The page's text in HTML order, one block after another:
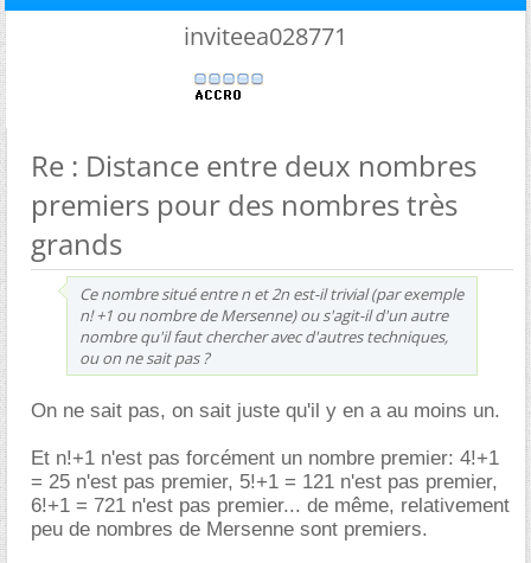
inviteea028771
Re : Distance entre deux nombres
premiers pour des nombres très
grands
Ce nombre situé entre n et 2n est-il trivial (par exemple
n! +1 ou nombre de Mersenne) ou s'agit-il d'un autre
nombre qu'il faut chercher avec d'autres techniques,
ou on ne sait pas ?
On ne sait pas, on sait juste qu'il y en a au moins un.
Et n!+1 n'est pas forcément un nombre premier: 4!+1
= 25 n'est pas premier, 5!+1 = 121 n'est pas premier,
6!+1 = 721 n'est pas premier... de même, relativement
peu de nombres de Mersenne sont premiers.